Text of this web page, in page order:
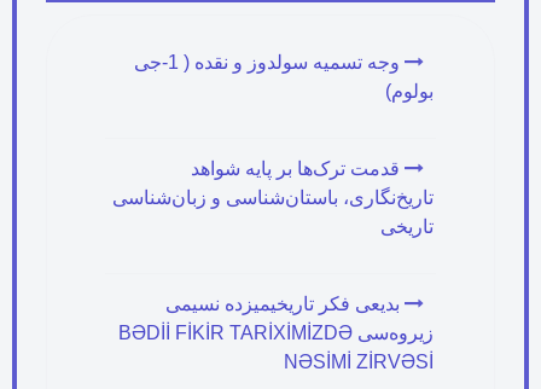
وجه تسمیه سولدوز و نقده ( 1-جی
بولوم)
قدمت ترک‌ها بر پایه شواهد
تاریخ‌نگاری، باستان‌شناسی و زبان‌شناسی
تاریخی
بدیعی فکر تاریخیمیزده نسیمی
زیروه‌سی BƏDİİ FİKİR TARİXİMİZDƏ
NƏSİMİ ZİRVƏSİ